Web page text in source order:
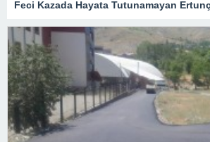
Feci Kazada Hayata Tutunamayan